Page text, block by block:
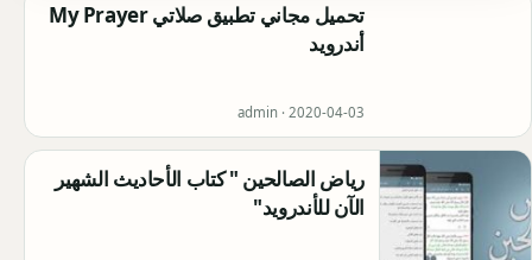
تحميل مجاني تطبيق صلاتي My Prayer
أندرويد
admin · 2020-04-03
رياض الصالحين " كتاب الأحاديث الشهير
الآن للأندرويد"